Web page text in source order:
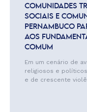
COMUNIDADES
SOCIAIS E
PERNAMBUCO
AOS
COMUM
Em um cenário de
religiosos e
e de crescente